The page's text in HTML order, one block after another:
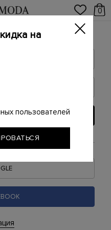
0
на
пользователей